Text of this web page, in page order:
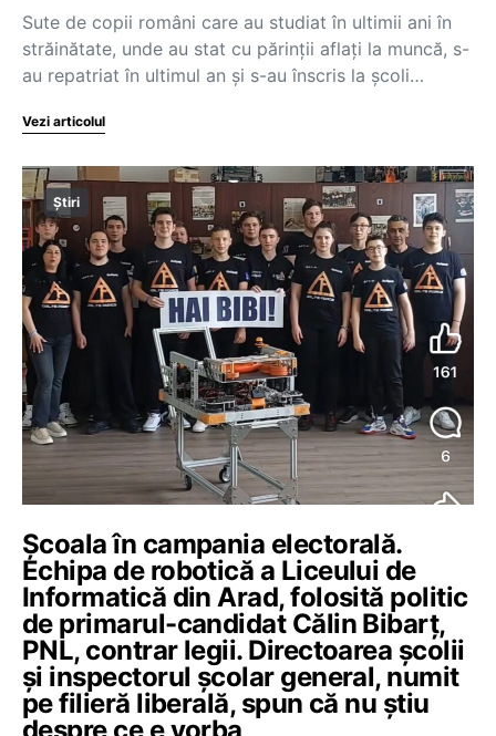
Sute de copii români care au studiat în ultimii ani în
străinătate, unde au stat cu părinţii aflaţi la muncă, s-
au repatriat în ultimul an şi s-au înscris la şcoli…
Vezi articolul
Știri
Școala în campania electorală.
Echipa de robotică a Liceului de
Informatică din Arad, folosită politic
de primarul-candidat Călin Bibarț,
PNL, contrar legii. Directoarea școlii
și inspectorul școlar general, numit
pe filieră liberală, spun că nu știu